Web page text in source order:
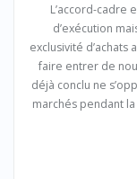
L’accord-cadre
d’exécution
exclusivité d’achats
faire entrer de
déjà conclu ne
marchés pendant